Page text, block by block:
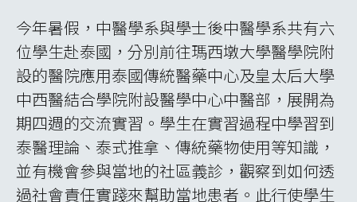
今年暑假，中醫學系與學士後中醫學系共有六
位學生赴泰國，分別前往瑪西墩大學醫學院附
設的醫院應用泰國傳統醫藥中心及皇太后大學
中西醫結合學院附設醫學中心中醫部，展開為
期四週的交流實習。學生在實習過程中學習到
泰醫理論、泰式推拿、傳統藥物使用等知識，
並有機會參與當地的社區義診，觀察到如何透
過社會責任實踐來幫助當地患者。此行使學生